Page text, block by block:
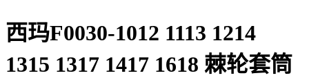
西玛F0030-1012 1113 1214
1315 1317 1417 1618 棘轮套筒